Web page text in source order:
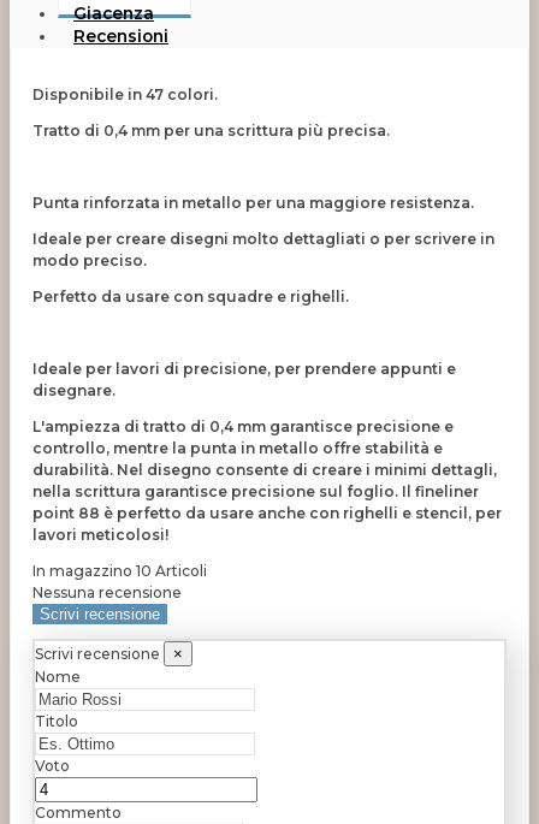
Giacenza
Recensioni
Disponibile in 47 colori.
Tratto di 0,4 mm per una scrittura più precisa.
Punta rinforzata in metallo per una maggiore resistenza.
Ideale per creare disegni molto dettagliati o per scrivere in
modo preciso.
Perfetto da usare con squadre e righelli.
Ideale per lavori di precisione, per prendere appunti e
disegnare.
L'ampiezza di tratto di 0,4 mm garantisce precisione e
controllo, mentre la punta in metallo offre stabilità e
durabilità. Nel disegno consente di creare i minimi dettagli,
nella scrittura garantisce precisione sul foglio. Il fineliner
point 88 è perfetto da usare anche con righelli e stencil, per
lavori meticolosi!
In magazzino 10 Articoli
Nessuna recensione
Scrivi recensione
Scrivi recensione
×
Nome
Titolo
Voto
Commento